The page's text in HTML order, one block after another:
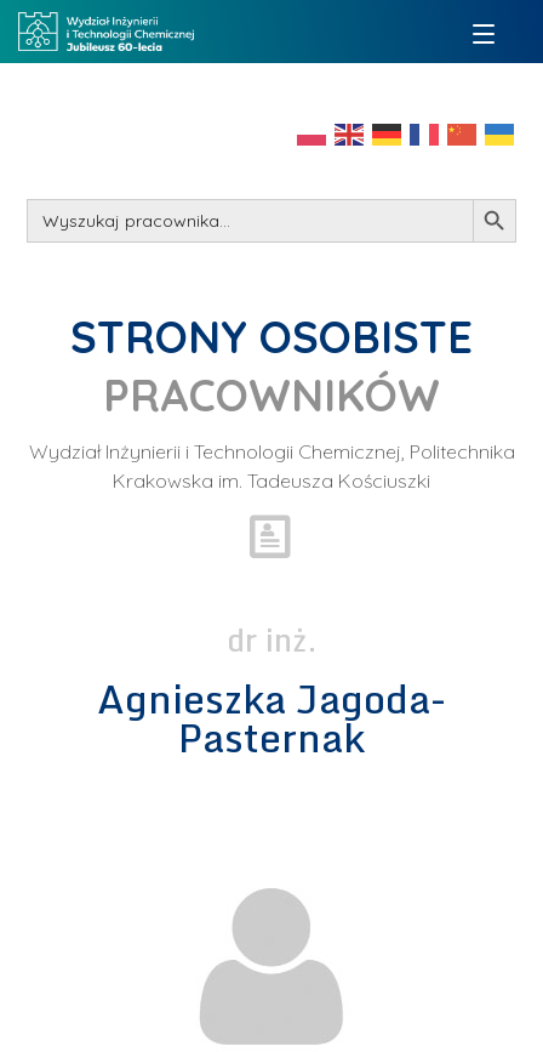
Search
for:
Search Button
STRONY OSOBISTE
PRACOWNIKÓW
Wydział Inżynierii i Technologii Chemicznej, Politechnika
Krakowska im. Tadeusza Kościuszki
dr inż.
Agnieszka Jagoda-
Pasternak